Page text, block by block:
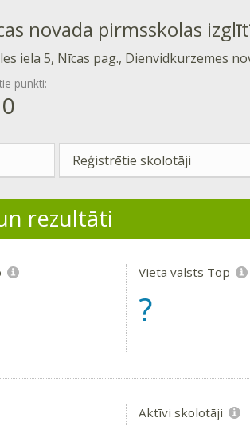
novada pirmsskolas
iela 5, Nīcas pag., Dienvidkurzemes
punkti:
0
Reģistrētie skolotāji
rezultāti
Vieta valsts Top
?
Aktīvi skolotāji